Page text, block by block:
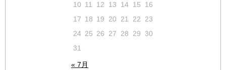
« 7月
10 11 12 13 14 15
16
17 18 19 20 21 22 23
24 25 26 27 28 29
30
31